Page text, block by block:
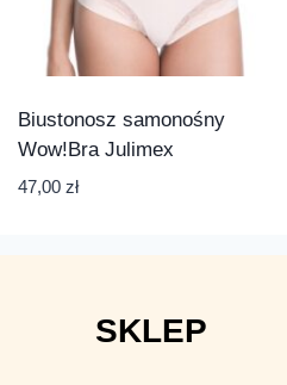
Biustonosz samonośny
Wow!Bra Julimex
47,00 zł
SKLEP